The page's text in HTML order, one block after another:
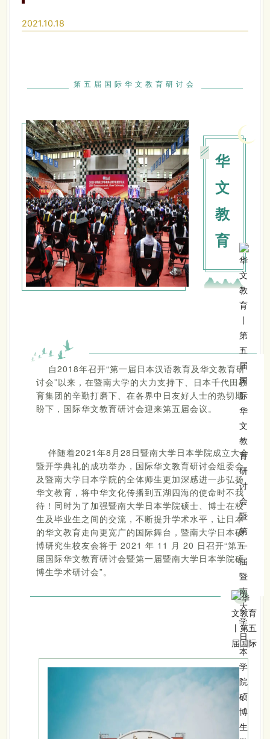
2021.10.18
第五届国际华文教育研讨会
华
文
教
育
自2018年召开“第一届日本汉语教育及华文教育研
讨会”以来，在暨南大学的大力支持下、日本千代田教
育集团的辛勤打磨下、在各界中日友好人士的热切期
盼下，国际华文教育研讨会迎来第五届会议。
伴随着2021年8月28日暨南大学日本学院成立大会
暨开学典礼的成功举办，国际华文教育研讨会组委会
及暨南大学日本学院的全体师生更加深感进一步弘扬
华文教育，将中华文化传播到五湖四海的使命时不我
待！同时为了加强暨南大学日本学院硕士、博士在校
生及毕业生之间的交流，不断提升学术水平，让日本
的华文教育走向更宽广的国际舞台，暨南大学日本硕
博研究生校友会将于 2021 年 11 月 20 日召开“第五
届国际华文教育研讨会暨第一届暨南大学日本学院硕
博生学术研讨会”。